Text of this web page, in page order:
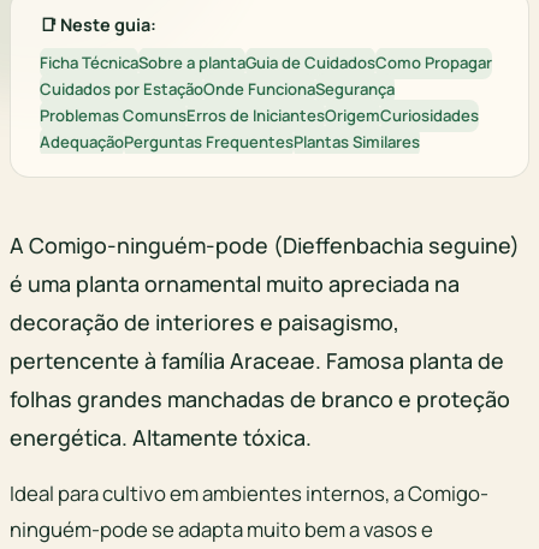
📑 Neste guia:
Ficha TécnicaSobre a plantaGuia de CuidadosComo Propagar
Cuidados por EstaçãoOnde FuncionaSegurança
Problemas ComunsErros de IniciantesOrigemCuriosidades
AdequaçãoPerguntas FrequentesPlantas Similares
A Comigo-ninguém-pode (Dieffenbachia seguine)
é uma planta ornamental muito apreciada na
decoração de interiores e paisagismo,
pertencente à família Araceae. Famosa planta de
folhas grandes manchadas de branco e proteção
energética. Altamente tóxica.
Ideal para cultivo em ambientes internos, a Comigo-
ninguém-pode se adapta muito bem a vasos e